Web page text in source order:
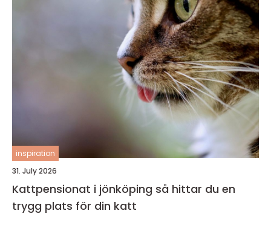
inspiration
31. July 2026
Kattpensionat i jönköping så hittar du en
trygg plats för din katt